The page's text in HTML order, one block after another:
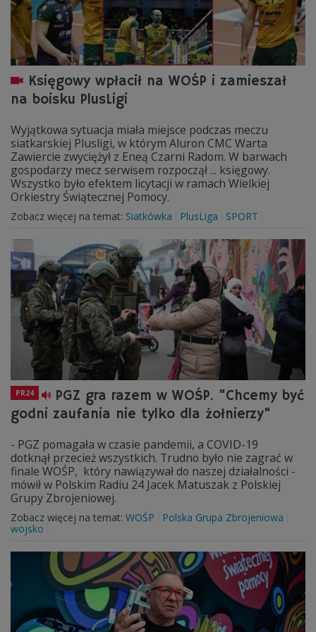
Księgowy wpłacił na WOŚP i zamieszał
na boisku PlusLigi
Wyjątkowa sytuacja miała miejsce podczas meczu
siatkarskiej Plusligi, w którym Aluron CMC Warta
Zawiercie zwyciężył z Eneą Czarni Radom. W barwach
gospodarzy mecz serwisem rozpoczął ... księgowy.
Wszystko było efektem licytacji w ramach Wielkiej
Orkiestry Świątecznej Pomocy.
Zobacz więcej na temat: Siatkówka PlusLiga SPORT
PR24
PGZ gra razem w WOŚP. "Chcemy być
godni zaufania nie tylko dla żołnierzy"
- PGZ pomagała w czasie pandemii, a COVID-19
dotknął przecież wszystkich. Trudno było nie zagrać w
finale WOŚP, który nawiązywał do naszej działalności -
mówił w Polskim Radiu 24 Jacek Matuszak z Polskiej
Grupy Zbrojeniowej.
Zobacz więcej na temat: WOŚP
Polska Grupa Zbrojeniowa
wojsko